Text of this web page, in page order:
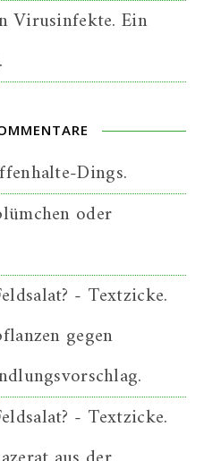
Virusinfekte. Ein
Dings.
oder
- Textzicke.
gegen
- Textzicke.